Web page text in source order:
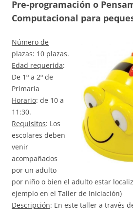
Pre-programación o
Computacional para
Número de
plazas: 10 plazas.
Edad requerida:
De 1º a 2º de
Primaria
Horario: de 10 a
11:30.
Requisitos: Los
escolares deben
venir
acompañados
por un adulto
por niño o bien el adulto estar
ejemplo en el Taller de Iniciación)
Descripción: En este taller a través